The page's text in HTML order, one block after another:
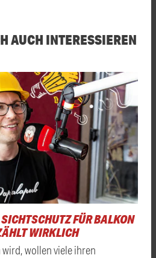
AUCH INTERESSIEREN
FÜR BALKON
WIRKLICH
wollen viele ihren